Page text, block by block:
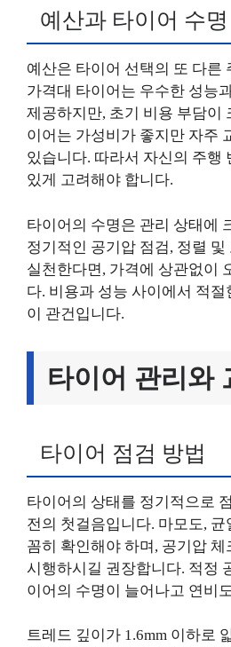
예산과 타이어 수명
예산은 타이어 선택의 또 다른
가격대 타이어는 우수한 성능
제공하지만, 초기 비용 부담이
이어는 가성비가 좋지만 자주
있습니다. 따라서 자신의 주행
있게 고려해야 합니다.
타이어의 수명은 관리 상태에
정기적인 공기압 점검, 정렬 및
실천한다면, 가격에 상관없이
다. 비용과 성능 사이에서 적절
이 관건입니다.
타이어 관리와
타이어 점검 방법
타이어의 상태를 정기적으로
전의 첫걸음입니다. 마모도,
꼼히 확인해야 하며, 공기압
시행하시길 권장합니다. 적정
이어의 수명이 늘어나고 연비
트레드 깊이가 1.6mm 이하로